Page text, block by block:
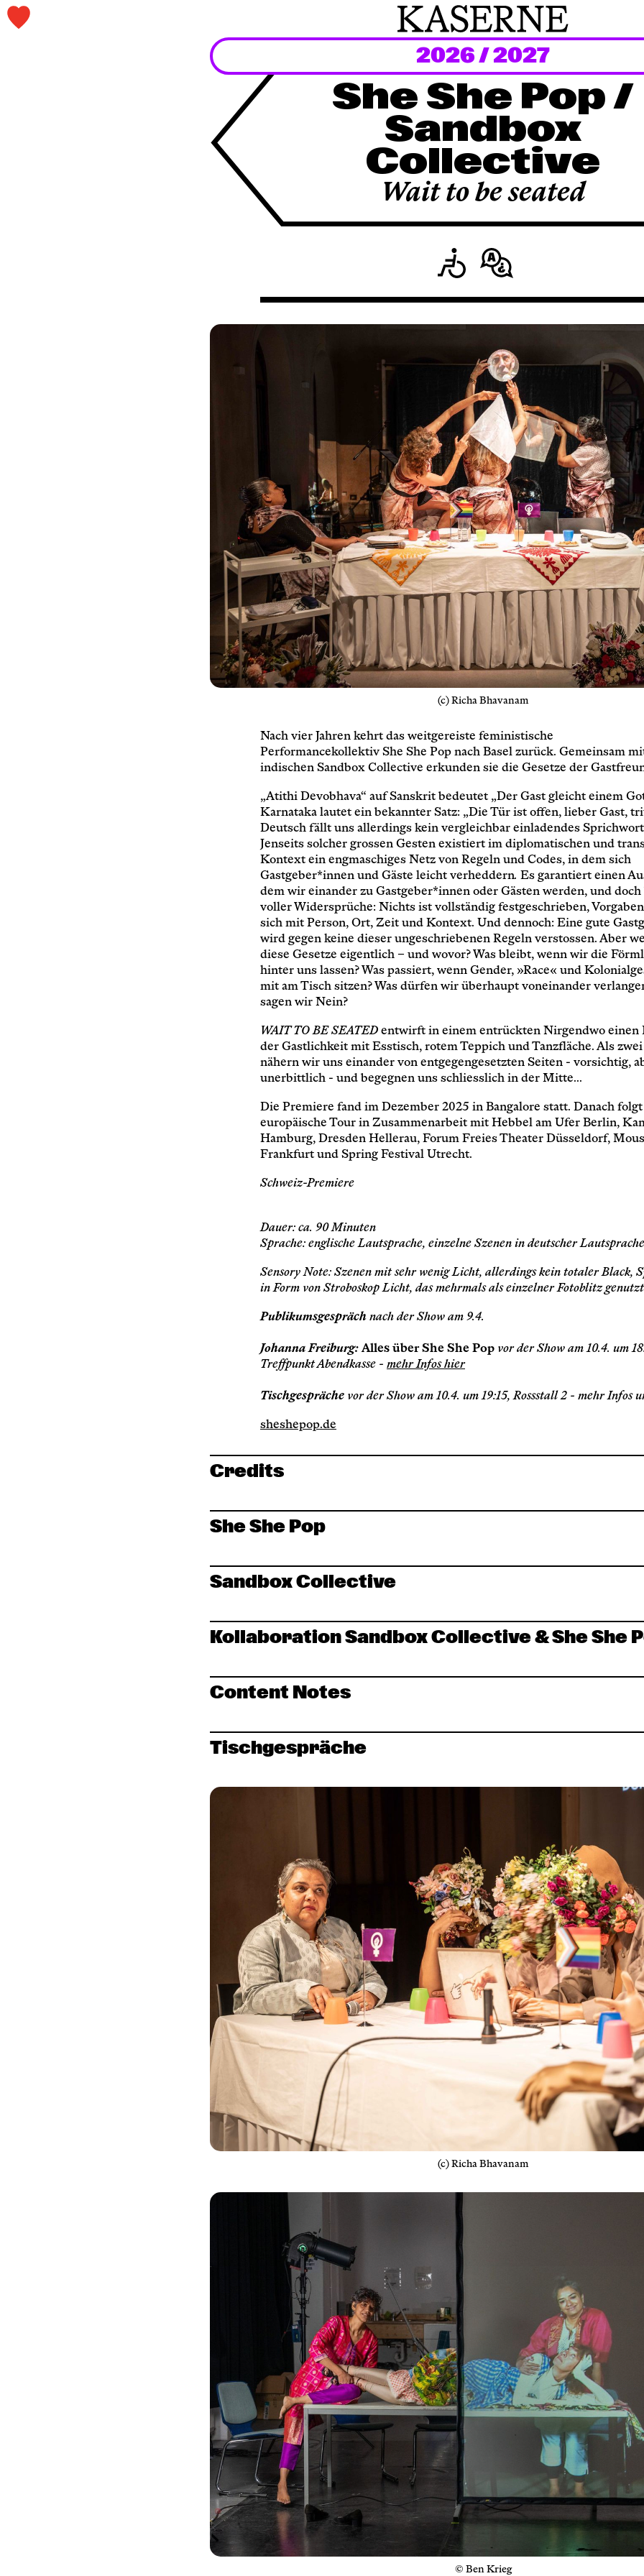
Newsletter
KaBar/ZischBar
Über uns
Residenzen
Mitmachen
Service
Archiv
2026 / 2027
She She Pop /
Sandbox
Collective
Wait to be seated
(c) Richa Bhavanam
Nach vier Jahren kehrt das weitgereiste feministische
Performancekollektiv She She Pop nach Basel zurück. Gemeinsam
indischen Sandbox Collective erkunden sie die Gesetze der
„Atithi Devobhava“ auf Sanskrit bedeutet „Der Gast gleicht einem
Karnataka lautet ein bekannter Satz: „Die Tür ist offen, lieber Gast,
Deutsch fällt uns allerdings kein vergleichbar einladendes
Jenseits solcher grossen Gesten existiert im diplomatischen und
Kontext ein engmaschiges Netz von Regeln und Codes, in dem sich
Gastgeber*innen und Gäste leicht verheddern. Es garantiert einen
dem wir einander zu Gastgeber*innen oder Gästen werden, und
voller Widersprüche: Nichts ist vollständig festgeschrieben,
sich mit Person, Ort, Zeit und Kontext. Und dennoch: Eine gute
wird gegen keine dieser ungeschriebenen Regeln verstossen. Aber
diese Gesetze eigentlich – und wovor? Was bleibt, wenn wir die
hinter uns lassen? Was passiert, wenn Gender, »Race« und
mit am Tisch sitzen? Was dürfen wir überhaupt voneinander
sagen wir Nein?
WAIT TO BE SEATED entwirft in einem entrückten Nirgendwo einen
der Gastlichkeit mit Esstisch, rotem Teppich und Tanzfläche. Als
nähern wir uns einander von entgegengesetzten Seiten - vorsichtig,
unerbittlich - und begegnen uns schliesslich in der Mitte...
Die Premiere fand im Dezember 2025 in Bangalore statt. Danach
europäische Tour in Zusammenarbeit mit Hebbel am Ufer Berlin,
Hamburg, Dresden Hellerau, Forum Freies Theater Düsseldorf,
Frankfurt und Spring Festival Utrecht.
Schweiz-Premiere
Dauer: ca. 90 Minuten
Sprache: englische Lautsprache, einzelne Szenen in deutscher Lautsprache
Sensory Note: Szenen mit sehr wenig Licht, allerdings kein totaler Black,
in Form von Stroboskop Licht, das mehrmals als einzelner Fotoblitz
Publikumsgespräch nach der Show am 9.4.
Johanna Freiburg: Alles über She She Pop vor der Show am 10.4. um
Treffpunkt Abendkasse - mehr Infos hier
Tischgespräche vor der Show am 10.4. um 19:15, Rossstall 2 - mehr Infos
sheshepop.de
Credits
She She Pop
Sandbox Collective
Kollaboration Sandbox Collective & She She
Content Notes
Tischgespräche
(c) Richa Bhavanam
© Ben Krieg